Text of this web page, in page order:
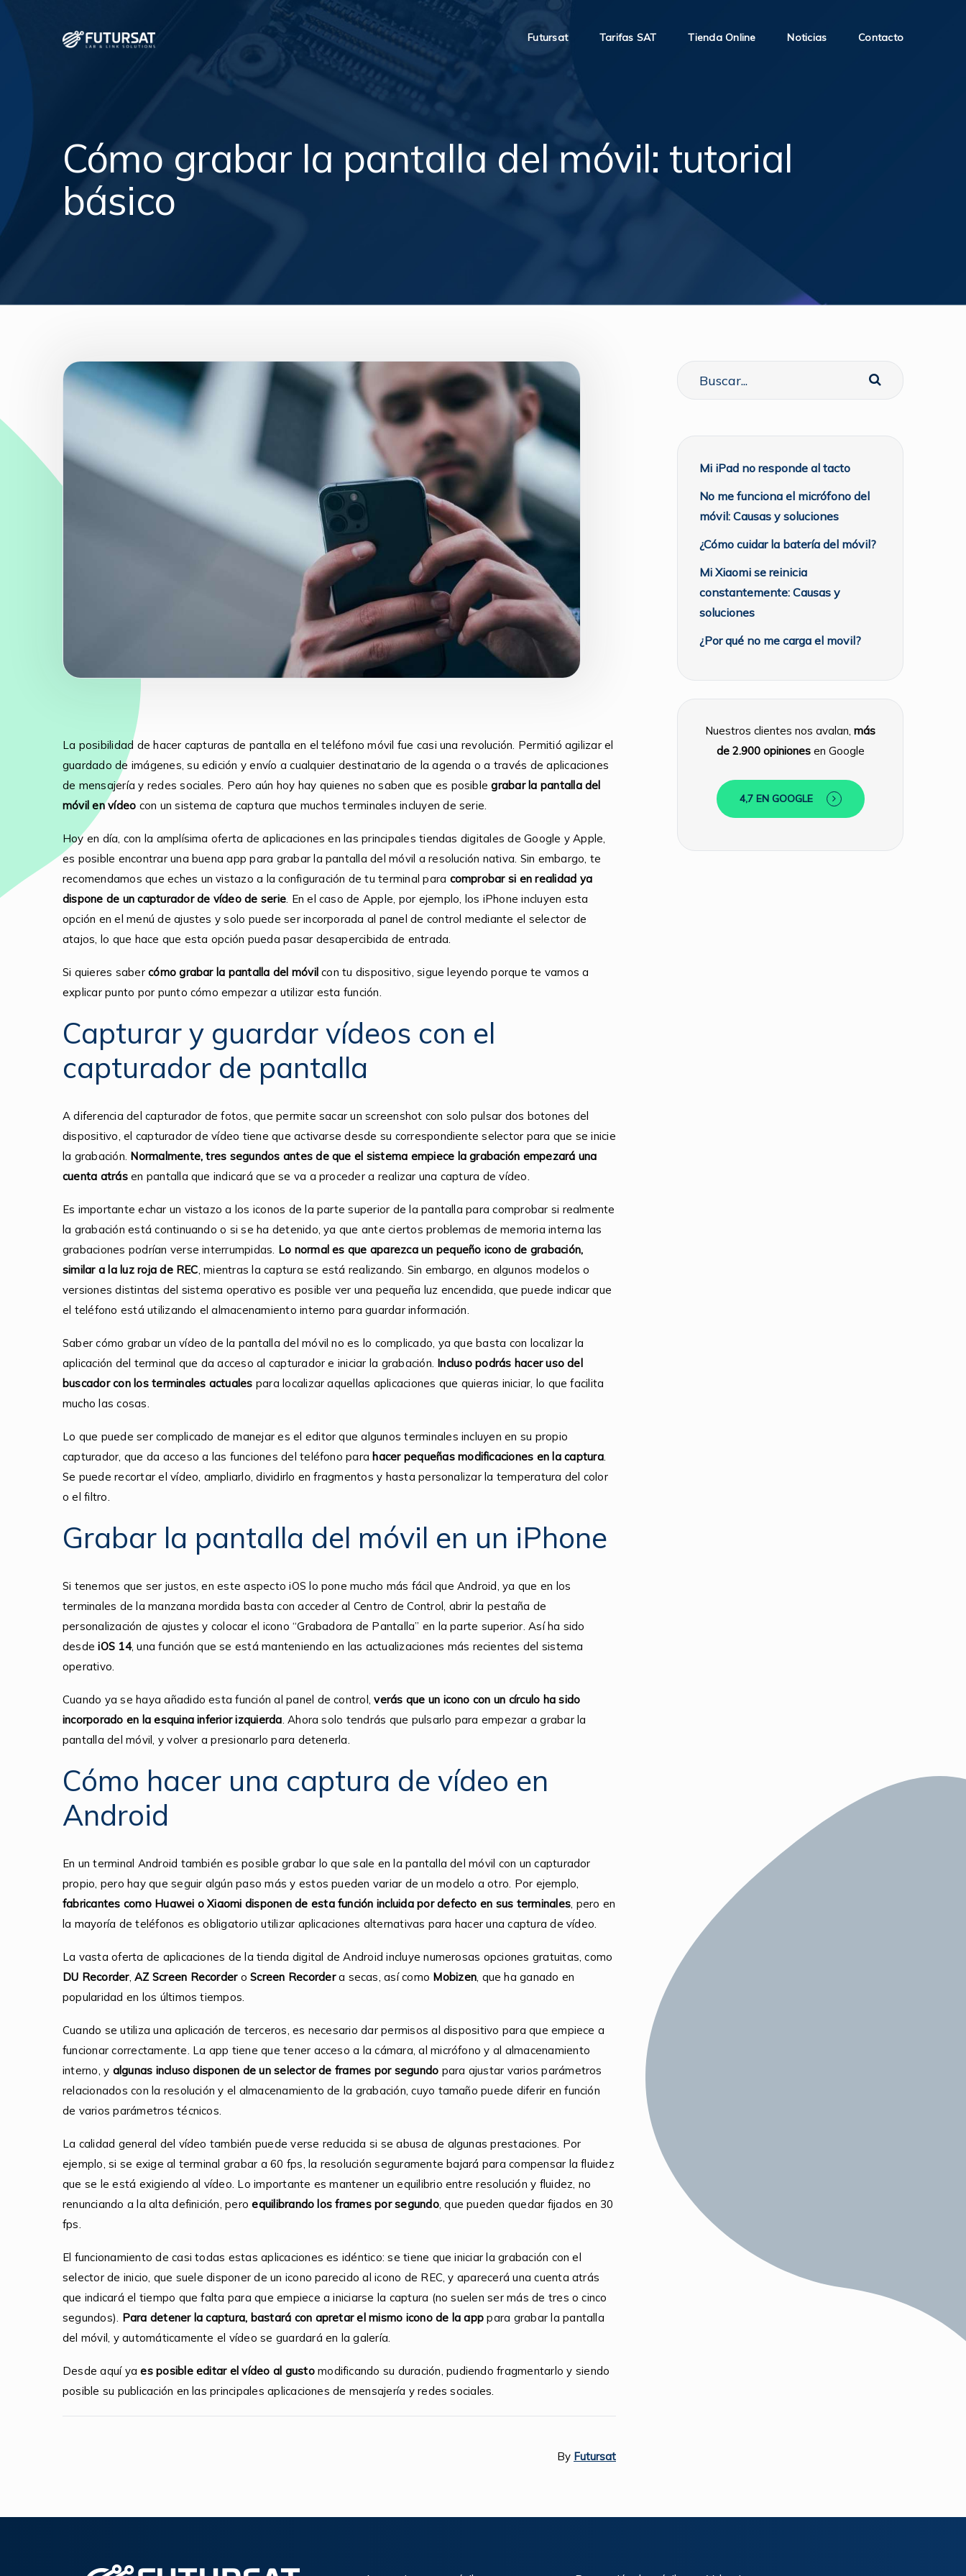
Futursat Tarifas SAT Tienda Online Noticias Contacto
Cómo grabar la pantalla del móvil: tutorial
básico
La posibilidad de hacer capturas de pantalla en el teléfono móvil fue casi una revolución. Permitió agilizar el
guardado de imágenes, su edición y envío a cualquier destinatario de la agenda o a través de aplicaciones
de mensajería y redes sociales. Pero aún hoy hay quienes no saben que es posiblegrabar la pantalla del
móvil en vídeo con un sistema de captura que muchos terminales incluyen de serie.
Hoy en día, con la amplísima oferta de aplicaciones en las principales tiendas digitales de Google y Apple,
es posible encontrar una buena app para grabar la pantalla del móvil a resolución nativa. Sin embargo, te
recomendamos que eches un vistazo a la configuración de tu terminal para comprobar si en realidad ya
dispone de un capturador de vídeo de serie. En el caso de Apple, por ejemplo, los iPhone incluyen esta
opción en el menú de ajustes y solo puede ser incorporada al panel de control mediante el selector de
atajos, lo que hace que esta opción pueda pasar desapercibida de entrada.
Si quieres sabercómo grabar la pantalla del móvil con tu dispositivo, sigue leyendo porque te vamos a
explicar punto por punto cómo empezar a utilizar esta función.
Capturar y guardar vídeos con el
capturador de pantalla
A diferencia del capturador de fotos, que permite sacar un screenshot con solo pulsar dos botones del
dispositivo, el capturador de vídeo tiene que activarse desde su correspondiente selector para que se inicie
la grabación. Normalmente, tres segundos antes de que el sistema empiece la grabación empezará una
cuenta atrásen pantalla que indicará que se va a proceder a realizar una captura de vídeo.
Es importante echar un vistazo a los iconos de la parte superior de la pantalla para comprobar si realmente
la grabación está continuando o si se ha detenido, ya que ante ciertos problemas de memoria interna las
grabaciones podrían verse interrumpidas. Lo normal es que aparezca un pequeño icono de grabación,
similar a la luz roja de REC, mientras la captura se está realizando. Sin embargo, en algunos modelos o
versiones distintas del sistema operativo es posible ver una pequeña luz encendida, que puede indicar que
el teléfono está utilizando el almacenamiento interno para guardar información.
Saber cómo grabar un vídeo de la pantalla del móvil no es lo complicado, ya que basta con localizar la
aplicación del terminal que da acceso al capturador e iniciar la grabación. Incluso podrás hacer uso del
buscador con los terminales actuales para localizar aquellas aplicaciones que quieras iniciar, lo que facilita
mucho las cosas.
Lo que puede ser complicado de manejar es el editor que algunos terminales incluyen en su propio
capturador, que da acceso a las funciones del teléfono para hacer pequeñas modificaciones en la captura.
Se puede recortar el vídeo, ampliarlo, dividirlo en fragmentos y hasta personalizar la temperatura del color
o el filtro.
Grabar la pantalla del móvil en un iPhone
Si tenemos que ser justos, en este aspecto iOS lo pone mucho más fácil que Android, ya que en los
terminales de la manzana mordida basta con acceder al Centro de Control, abrir la pestaña de
personalización de ajustes y colocar el icono “Grabadora de Pantalla” en la parte superior. Así ha sido
desdeiOS 14, una función que se está manteniendo en las actualizaciones más recientes del sistema
operativo.
Cuando ya se haya añadido esta función al panel de control,verás que un icono con un círculo ha sido
incorporado en la esquina inferior izquierda. Ahora solo tendrás que pulsarlo para empezar a grabar la
pantalla del móvil, y volver a presionarlo para detenerla.
Cómo hacer una captura de vídeo en
Android
En un terminal Android también es posible grabar lo que sale en la pantalla del móvil con un capturador
propio, pero hay que seguir algún paso más y estos pueden variar de un modelo a otro. Por ejemplo,
fabricantes como Huawei o Xiaomi disponen de esta función incluida por defecto en sus terminales, pero en
la mayoría de teléfonos es obligatorio utilizar aplicaciones alternativas para hacer una captura de vídeo.
La vasta oferta de aplicaciones de la tienda digital de Android incluye numerosas opciones gratuitas, como
DU Recorder,AZ Screen RecorderoScreen Recordera secas, así como Mobizen, que ha ganado en
popularidad en los últimos tiempos.
Cuando se utiliza una aplicación de terceros, es necesario dar permisos al dispositivo para que empiece a
funcionar correctamente. La app tiene que tener acceso a la cámara, al micrófono y al almacenamiento
interno, y algunas incluso disponen de un selector de frames por segundo para ajustar varios parámetros
relacionados con la resolución y el almacenamiento de la grabación, cuyo tamaño puede diferir en función
de varios parámetros técnicos.
La calidad general del vídeo también puede verse reducida si se abusa de algunas prestaciones. Por
ejemplo, si se exige al terminal grabar a 60 fps, la resolución seguramente bajará para compensar la fluidez
que se le está exigiendo al vídeo. Lo importante es mantener un equilibrio entre resolución y fluidez, no
renunciando a la alta definición, peroequilibrando los frames por segundo, que pueden quedar fijados en 30
fps.
El funcionamiento de casi todas estas aplicaciones es idéntico: se tiene que iniciar la grabación con el
selector de inicio, que suele disponer de un icono parecido al icono de REC, y aparecerá una cuenta atrás
que indicará el tiempo que falta para que empiece a iniciarse la captura (no suelen ser más de tres o cinco
segundos). Para detener la captura, bastará con apretar el mismo icono de la app para grabar la pantalla
del móvil, y automáticamente el vídeo se guardará en la galería.
Desde aquí yaes posible editar el vídeo al gustomodificando su duración, pudiendo fragmentarlo y siendo
posible su publicación en las principales aplicaciones de mensajería y redes sociales.
By Futursat
Mi iPad no responde al tacto
No me funciona el micrófono del
móvil: Causas y soluciones
¿Cómo cuidar la batería del móvil?
Mi Xiaomi se reinicia
constantemente: Causas y
soluciones
¿Por qué no me carga el movil?
Nuestros clientes nos avalan, más
de 2.900 opinionesen Google
4,7 EN GOOGLE